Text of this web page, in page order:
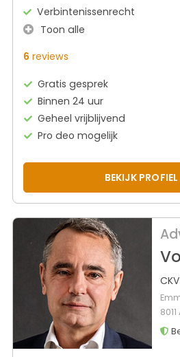
Verbintenissenrecht
Toon alle
6 reviews
Gratis gesprek
Binnen 24 uur
Geheel vrijblijvend
Pro deo mogelijk
BEKIJK PROFIEL